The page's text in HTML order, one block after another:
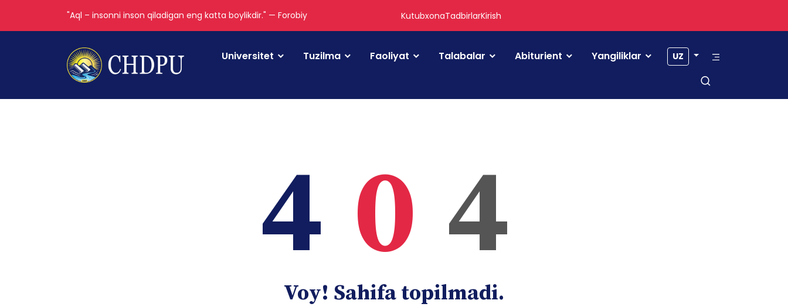
"Aql – insonni inson qiladigan eng katta boylikdir." — Forobiy KutubxonaTadbirlarKirish
Universitet Tuzilma Faoliyat Talabalar Abiturient Yangiliklar UZ
4 0 4
Voy! Sahifa topilmadi.